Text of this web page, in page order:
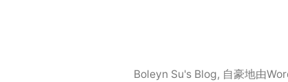
Boleyn Su's Blog, 自豪地由